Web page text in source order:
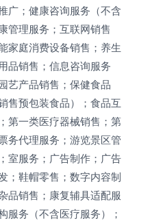
广；健康咨询服务（不含
管理服务；互联网销售
家庭消费设备销售；养生
品销售；信息咨询服务
艺产品销售；保健食品
售预包装食品）；食品互
第一类医疗器械销售；第
务代理服务；游览景区管
室服务；广告制作；广告
；鞋帽零售；数字内容制
品销售；康复辅具适配服
服务（不含医疗服务）；